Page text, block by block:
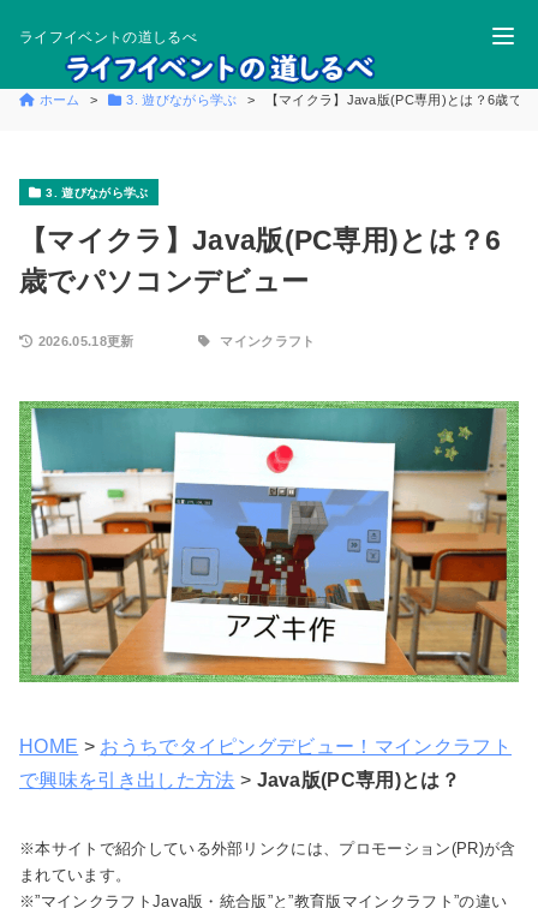
ライフイベントの道しるべ
ホーム 3. 遊びながら学ぶ 【マイクラ】Java版(PC専用)とは？6歳で
3. 遊びながら学ぶ
【マイクラ】Java版(PC専用)とは？6
歳でパソコンデビュー
2026.05.18更新 マインクラフト
HOME > おうちでタイピングデビュー！マインクラフト
で興味を引き出した方法 > Java版(PC専用)とは？
※本サイトで紹介している外部リンクには、プロモーション(PR)が含
まれています。
※”マインクラフトJava版・統合版”と”教育版マインクラフト”の違い